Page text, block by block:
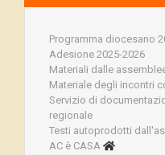
Programma diocesano
Adesione 2025-2026
Materiali dalle
Materiale degli incontri
Servizio di
regionale
Testi autoprodotti
AC è CASA